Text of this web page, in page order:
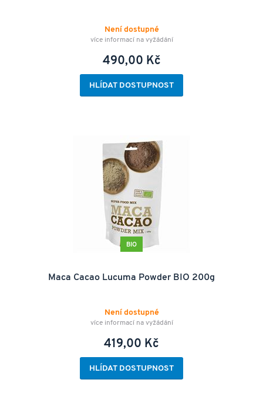
Není dostupné
více informací na vyžádání
490,00 Kč
HLÍDAT DOSTUPNOST
BIO
Maca Cacao Lucuma Powder BIO 200g
Není dostupné
více informací na vyžádání
419,00 Kč
HLÍDAT DOSTUPNOST